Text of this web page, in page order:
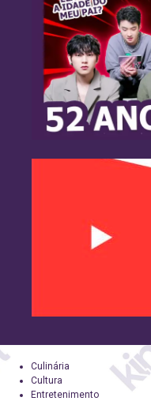
Culinária
Cultura
Entretenimento